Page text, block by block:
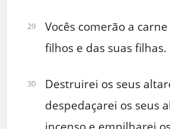
29
Vocês comerão a
filhos e das suas filhas.
30
Destruirei os seus
despedaçarei os seus